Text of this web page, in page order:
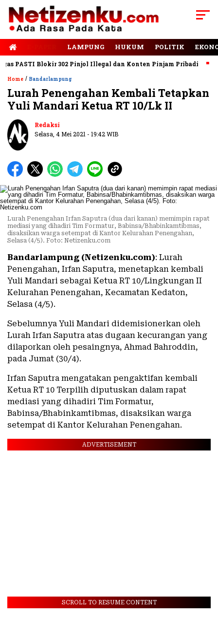
LAMPUNG HUKUM POLITIK
PASTI Blokir 302 Pinjol Illegal dan Konten Pinjam Pribadi
Home / Bandarlampung
Lurah Penengahan Kembali Tetapkan
Yuli Mandari Ketua RT 10/Lk II
Redaksi
Selasa, 4 Mei 2021 - 19:42 WIB
Lurah Penengahan Irfan Saputra (dua dari kanan) memimpin rapat
mediasi yang dihadiri Tim Formatur, Babinsa/Bhabinkamtibmas,
disaksikan warga setempat di Kantor Kelurahan Penengahan,
Selasa (4/5). Foto: Netizenku.com
Bandarlampung (Netizenku.com): Lurah
Penengahan, Irfan Saputra, menetapkan kembali
Yuli Mandari sebagai Ketua RT 10/Lingkungan II
Kelurahan Penengahan, Kecamatan Kedaton,
Selasa (4/5).
Sebelumnya Yuli Mandari didemisionerkan oleh
Lurah Irfan Saputra atas dugaan kecurangan yang
dilaporkan oleh pesaingnya, Ahmad Bahroddin,
pada Jumat (30/4).
Irfan Saputra mengatakan pengaktifan kembali
Ketua RT 10 Terpilih diputuskan dalam rapat
mediasi yang dihadiri Tim Formatur,
Babinsa/Bhabinkamtibmas, disaksikan warga
setempat di Kantor Kelurahan Penengahan.
ADVERTISEMENT
Baca Juga Eva Dorong Pelestarian
Kuliner Tradisional Lampung
SCROLL TO RESUME CONTENT